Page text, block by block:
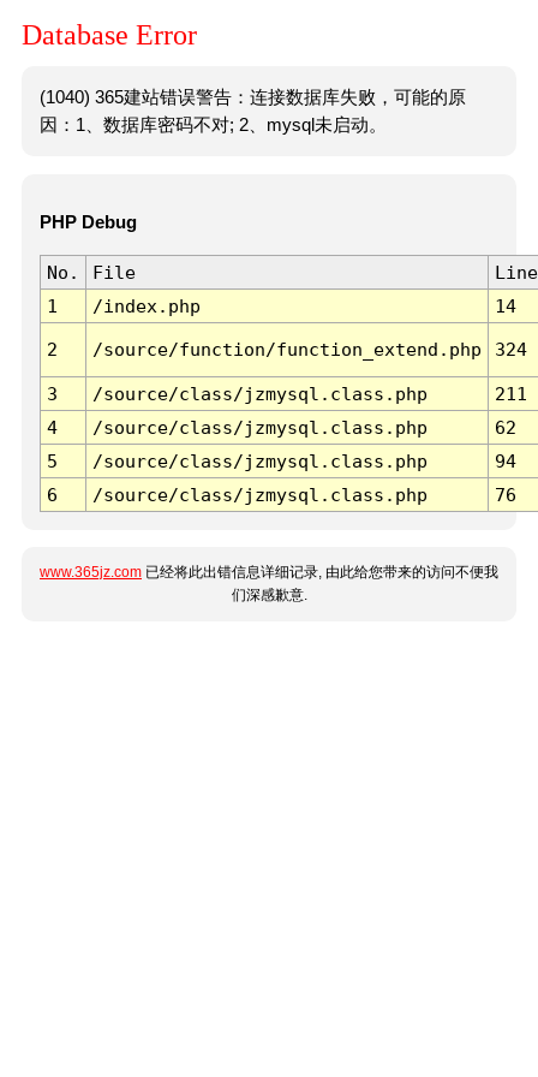
Database Error
(1040) 365建站错误警告：连接数据库失败，可能的原
因：1、数据库密码不对; 2、mysql未启动。
PHP Debug
No. File
Line
1
/index.php 14
2 /source/function/function_extend.php 324
3 /source/class/jzmysql.class.php
211
4
/source/class/jzmysql.class.php
62
5
/source/class/jzmysql.class.php
94
6
/source/class/jzmysql.class.php 76
www.365jz.com 已经将此出错信息详细记录, 由此给您带来的访问不便我
们深感歉意.